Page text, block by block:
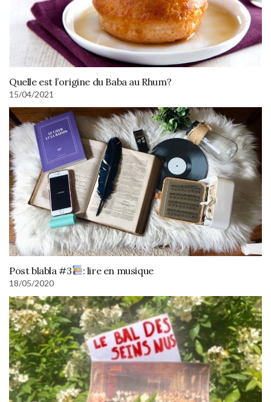
Quelle est l’origine du Baba au Rhum?
15/04/2021
Post blabla #3 : lire en musique
18/05/2020